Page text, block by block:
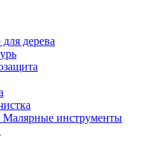
дерева
Малярные инструменты